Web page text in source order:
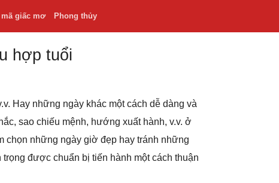
giấc mơ Phong thủy
hợp tuổi
Hay những ngày khác một cách dễ dàng và
sao chiếu mệnh, hướng xuất hành, v.v. ở
chọn những ngày giờ đẹp hay tránh những
được chuẩn bị tiến hành một cách thuận